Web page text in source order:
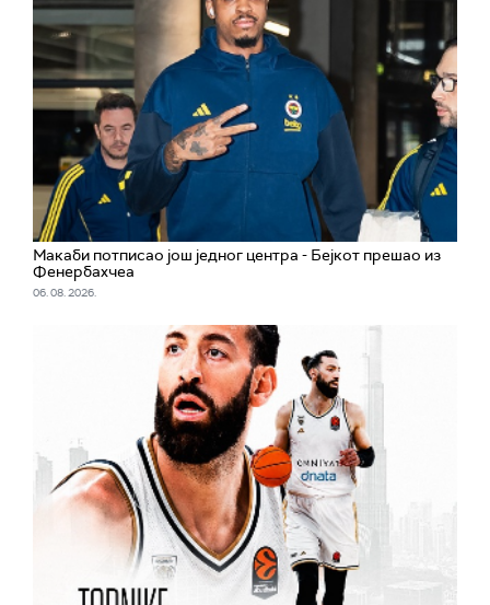
Макаби потписао још једног центра - Бејкот прешао из
Фенербахчеа
06. 08. 2026.